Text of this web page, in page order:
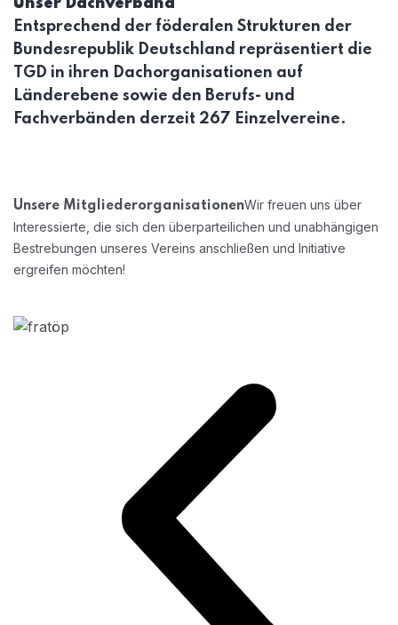
Unser Dachverband
Entsprechend der föderalen Strukturen der
Bundesrepublik Deutschland repräsentiert die
TGD in ihren Dachorganisationen auf
Länderebene sowie den Berufs- und
Fachverbänden derzeit 267 Einzelvereine.
Unsere MitgliederorganisationenWir freuen uns über
Interessierte, die sich den überparteilichen und unabhängigen
Bestrebungen unseres Vereins anschließen und Initiative
ergreifen möchten!